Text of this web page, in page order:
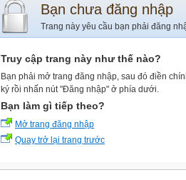
Bạn chưa đăng nhập
Trang này yêu cầu bạn phải đăng
Truy cập trang này như thế nào?
Bạn phải mở trang đăng nhập, sau đó điền
ký rồi nhấn nút "Đăng nhập" ở phía dưới.
Bạn làm gì tiếp theo?
Mở trang đăng nhập
Quay trở lại trang trước